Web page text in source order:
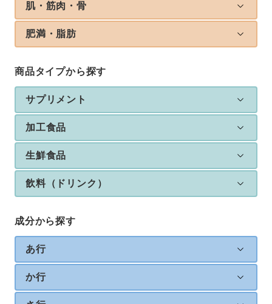
肌・筋肉・骨
肥満・脂肪
商品タイプから探す
サプリメント
加工食品
生鮮食品
飲料（ドリンク）
成分から探す
あ行
か行